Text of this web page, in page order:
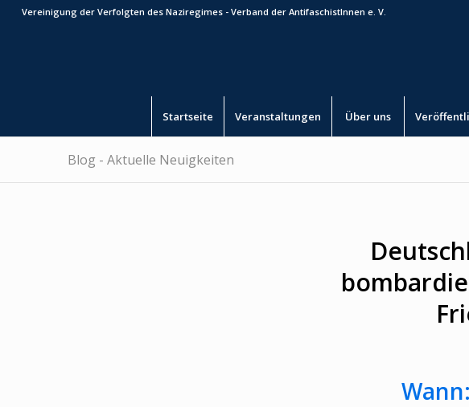
Vereinigung der Verfolgten des Naziregimes - Verband der AntifaschistInnen e. V.
Startseite Veranstaltungen Über uns
Blog - Aktuelle Neuigkeiten